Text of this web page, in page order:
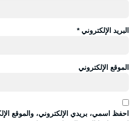
البريد الإلكتروني*
الموقع الإلكتروني
احفظ اسمي، بريدي الإلكتروني، والموقع